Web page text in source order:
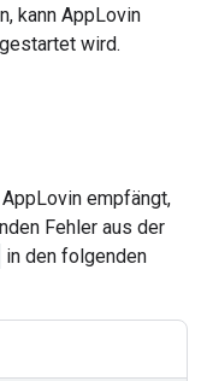
kann AppLovin
wird.
empfängt,
Fehler aus der
in den folgenden